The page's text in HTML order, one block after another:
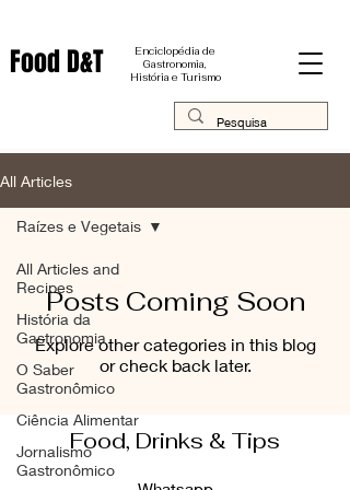
Food D&T
Enciclopédia de
Gastronomia,
História e Turismo
All Articles
All Articles and
Recipes
História da
Gastronomia
O Saber
Gastronômico
Ciência Alimentar
Jornalismo
Gastronômico
Raízes e Vegetais
Posts Coming Soon
Explore other categories in this blog
or check back later.
Food, Drinks & Tips